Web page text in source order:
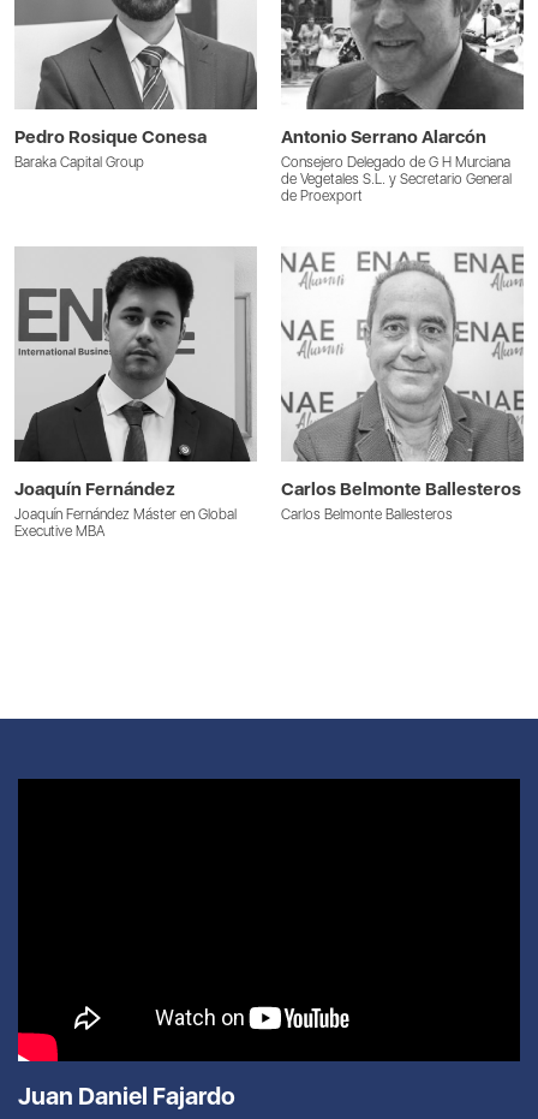
Pedro Rosique Conesa
Baraka Capital Group
Antonio Serrano Alarcón
Consejero Delegado de G H Murciana
de Vegetales S.L. y Secretario General
de Proexport
Joaquín Fernández
Joaquín Fernández Máster en Global
Executive MBA
Carlos Belmonte Ballesteros
Carlos Belmonte Ballesteros
Juan Daniel Fajardo